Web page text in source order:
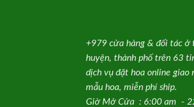
+979 cửa hàng & đối tác ở
huyện, thành phố trên 63
dịch vụ đặt hoa online giao
mẫu hoa, miễn phí ship.
Giờ Mở Cửa : 6:00 am -